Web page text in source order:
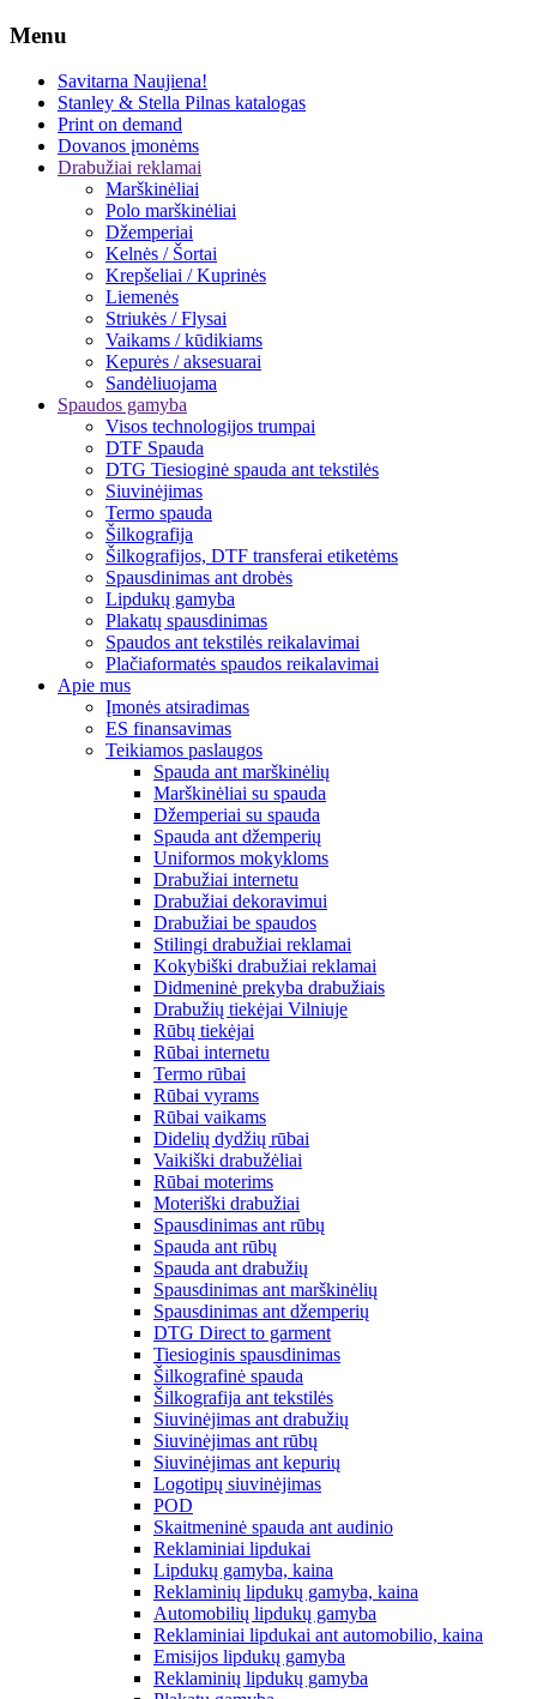
Menu
Savitarna Naujiena!
Stanley & Stella Pilnas katalogas
Print on demand
Dovanos įmonėms
Drabužiai reklamai
Marškinėliai
Polo marškinėliai
Džemperiai
Kelnės / Šortai
Krepšeliai / Kuprinės
Liemenės
Striukės / Flysai
Vaikams / kūdikiams
Kepurės / aksesuarai
Sandėliuojama
Spaudos gamyba
Visos technologijos trumpai
DTF Spauda
DTG Tiesioginė spauda ant tekstilės
Siuvinėjimas
Termo spauda
Šilkografija
Šilkografijos, DTF transferai etiketėms
Spausdinimas ant drobės
Lipdukų gamyba
Plakatų spausdinimas
Spaudos ant tekstilės reikalavimai
Plačiaformatės spaudos reikalavimai
Apie mus
Įmonės atsiradimas
ES finansavimas
Teikiamos paslaugos
Spauda ant marškinėlių
Marškinėliai su spauda
Džemperiai su spauda
Spauda ant džemperių
Uniformos mokykloms
Drabužiai internetu
Drabužiai dekoravimui
Drabužiai be spaudos
Stilingi drabužiai reklamai
Kokybiški drabužiai reklamai
Didmeninė prekyba drabužiais
Drabužių tiekėjai Vilniuje
Rūbų tiekėjai
Rūbai internetu
Termo rūbai
Rūbai vyrams
Rūbai vaikams
Didelių dydžių rūbai
Vaikiški drabužėliai
Rūbai moterims
Moteriški drabužiai
Spausdinimas ant rūbų
Spauda ant rūbų
Spauda ant drabužių
Spausdinimas ant marškinėlių
Spausdinimas ant džemperių
DTG Direct to garment
Tiesioginis spausdinimas
Šilkografinė spauda
Šilkografija ant tekstilės
Siuvinėjimas ant drabužių
Siuvinėjimas ant rūbų
Siuvinėjimas ant kepurių
Logotipų siuvinėjimas
POD
Skaitmeninė spauda ant audinio
Reklaminiai lipdukai
Lipdukų gamyba, kaina
Reklaminių lipdukų gamyba, kaina
Automobilių lipdukų gamyba
Reklaminiai lipdukai ant automobilio, kaina
Emisijos lipdukų gamyba
Reklaminių lipdukų gamyba